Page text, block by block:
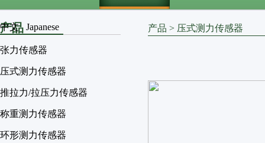
中文 Japanese
产品
张力传感器
压式测力传感器
推拉力/拉压力传感器
称重测力传感器
环形测力传感器
产品 > 压式测力传感器